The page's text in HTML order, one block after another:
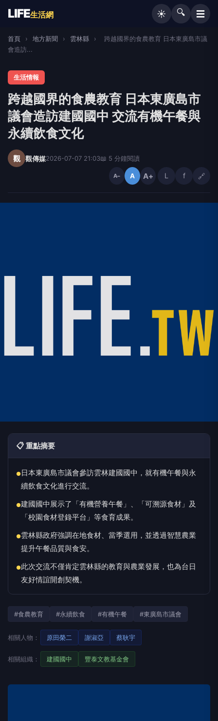
LIFE生活網 ☀️ 🔍 ☰
首頁 › 地方新聞 › 雲林縣 ›
跨越國界的食農教育 日本東廣島市議
會造訪...
生活情報
跨越國界的食農教育 日本東廣島市
議會造訪建國國中 交流有機午餐與
永續飲食文化
觀 觀傳媒2026-07-07 21:03📖 5 分鐘閱讀
A− A A+ L f 🔗
📋 重點摘要
●日本東廣島市議會參訪雲林建國國中，就有機午餐與永
續飲食文化進行交流。
●建國國中展示了「有機營養午餐」、「可溯源食材」及
「校園食材登錄平台」等食育成果。
●雲林縣政府強調在地食材、當季選用，並透過智慧農業
提升午餐品質與食安。
●此次交流不僅肯定雲林縣的教育與農業發展，也為台日
友好情誼開創契機。
#食農教育 #永續飲食 #有機午餐 #東廣島市議會
相關人物： 原田榮二 謝淑亞 蔡耿宇
相關組織： 建國國中 豐泰文教基金會